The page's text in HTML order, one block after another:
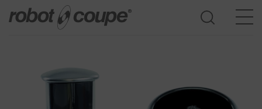
Acesso ao guia de seleção